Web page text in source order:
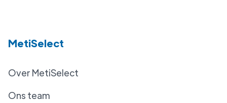
MetiSelect
Over MetiSelect
Ons team